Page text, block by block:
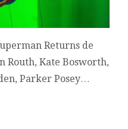
Returns de
Routh, Kate Bosworth,
Parker Posey…